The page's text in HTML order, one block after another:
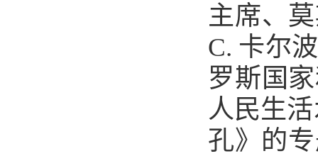
主席、
С. 卡尔
罗斯国
人民生
孔》的